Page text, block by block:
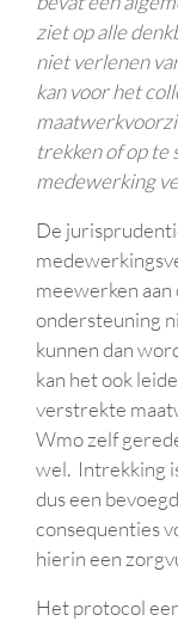
ziet op alle
niet verlenen
kan voor het
trekken of op te
medewerking
De
meewerken
ondersteuning
kunnen dan
kan het ook
verstrekte
Wmo zelf
wel. Intrekking
dus een
consequenties
hierin een
Het protocol